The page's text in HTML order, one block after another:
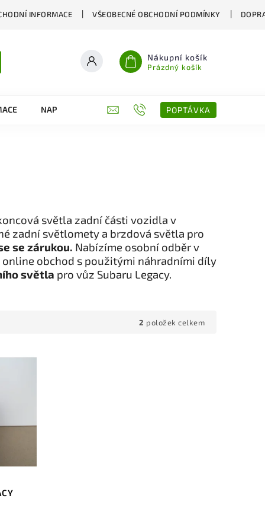
INFORMACE VŠEOBECNÉ OBCHODNÍ PODMÍNKY
Nákupní košík
Prázdný košík
NAPIŠTE NÁM KONTAKTY POPTÁVKA
světla zadní části vozidla v
zadní světlomety a brzdová světla pro
se zárukou. Nabízíme osobní odběr v
online obchod s použitými náhradními díly
světla pro vůz Subaru Legacy.
2 položek celkem